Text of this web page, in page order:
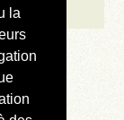
la